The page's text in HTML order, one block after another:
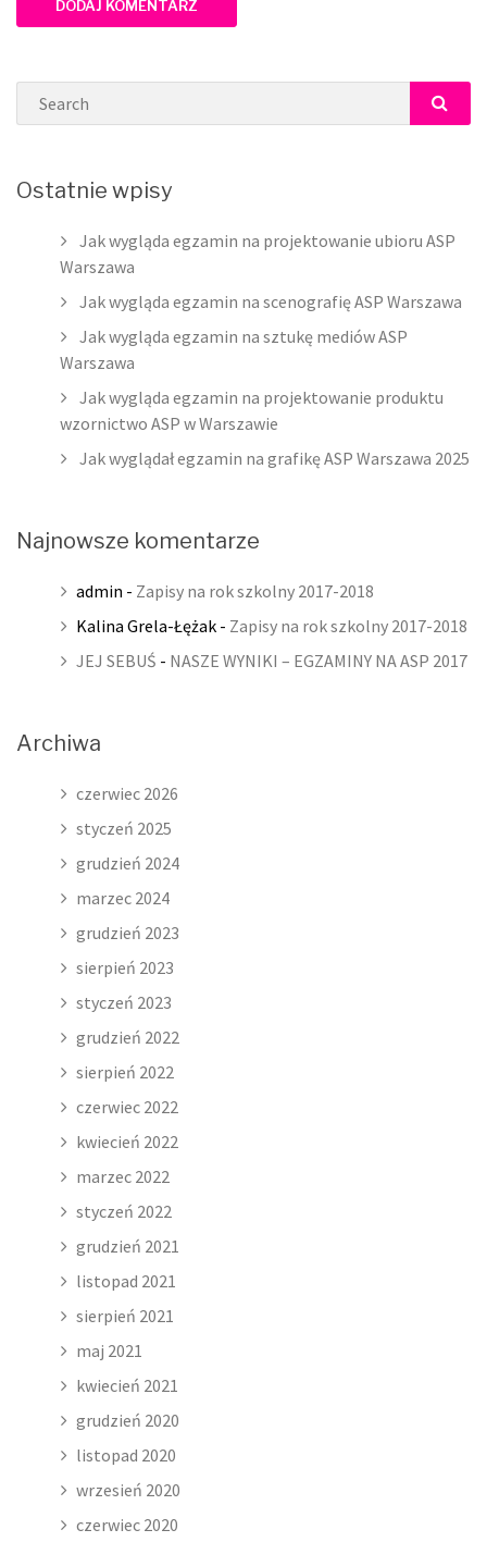
Search
Ostatnie wpisy
Jak wygląda egzamin na projektowanie ubioru ASP
Warszawa
Jak wygląda egzamin na scenografię ASP Warszawa
Jak wygląda egzamin na sztukę mediów ASP
Warszawa
Jak wygląda egzamin na projektowanie produktu
wzornictwo ASP w Warszawie
Jak wyglądał egzamin na grafikę ASP Warszawa 2025
Najnowsze komentarze
admin - Zapisy na rok szkolny 2017-2018
Kalina Grela-Łężak - Zapisy na rok szkolny 2017-2018
JEJ SEBUŚ - NASZE WYNIKI – EGZAMINY NA ASP 2017
Archiwa
czerwiec 2026
styczeń 2025
grudzień 2024
marzec 2024
grudzień 2023
sierpień 2023
styczeń 2023
grudzień 2022
sierpień 2022
czerwiec 2022
kwiecień 2022
marzec 2022
styczeń 2022
grudzień 2021
listopad 2021
sierpień 2021
maj 2021
kwiecień 2021
grudzień 2020
listopad 2020
wrzesień 2020
czerwiec 2020